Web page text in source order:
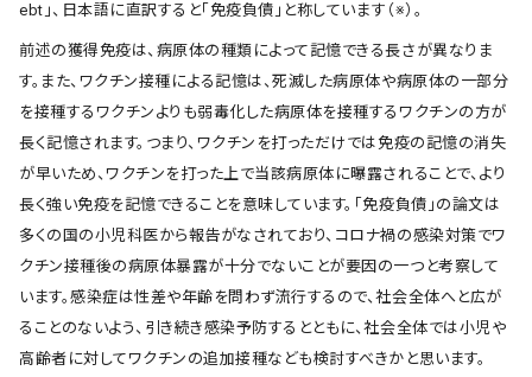
ebt」、日本語に直訳すると「免疫負債」と称しています（※）。
前述の獲得免疫は、病原体の種類によって記憶できる長さが異なりま
す。また、ワクチン接種による記憶は、死滅した病原体や病原体の一部分
を接種するワクチンよりも弱毒化した病原体を接種するワクチンの方が
長く記憶されます。つまり、ワクチンを打っただけでは免疫の記憶の消失
が早いため、ワクチンを打った上で当該病原体に曝露されることで、より
長く強い免疫を記憶できることを意味しています。「免疫負債」の論文は
多くの国の小児科医から報告がなされており、コロナ禍の感染対策でワ
クチン接種後の病原体暴露が十分でないことが要因の一つと考察して
います。感染症は性差や年齢を問わず流行するので、社会全体へと広が
ることのないよう、引き続き感染予防するとともに、社会全体では小児や
高齢者に対してワクチンの追加接種なども検討すべきかと思います。